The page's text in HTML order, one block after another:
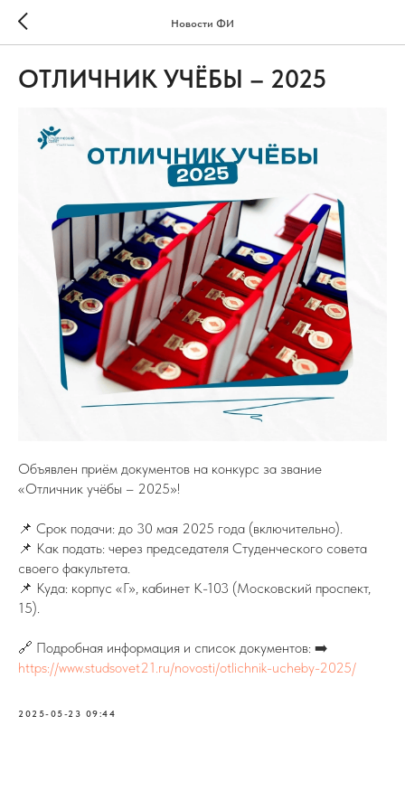
Новости ФИ
ОТЛИЧНИК УЧЁБЫ – 2025
Объявлен приём документов на конкурс за звание
«Отличник учёбы – 2025»!
📌 Срок подачи: до 30 мая 2025 года (включительно).
📌 Как подать: через председателя Студенческого совета
своего факультета.
📌 Куда: корпус «Г», кабинет К-103 (Московский проспект,
15).
🔗 Подробная информация и список документов: ➡️
https://www.studsovet21.ru/novosti/otlichnik-ucheby-2025/
2025-05-23 09:44